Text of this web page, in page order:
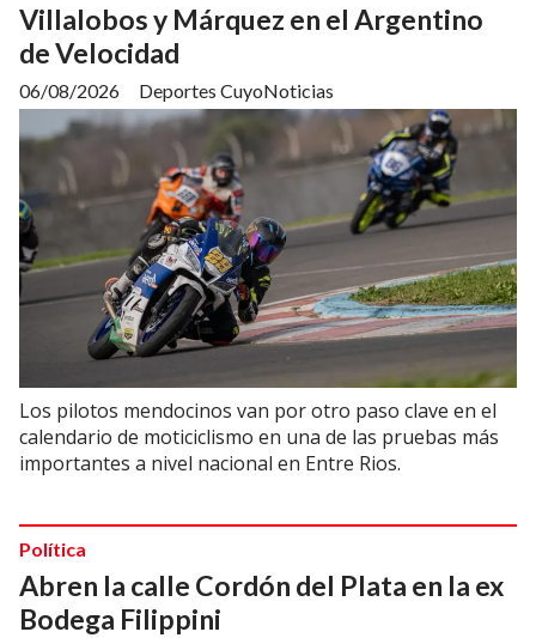
Villalobos y Márquez en el Argentino
de Velocidad
Deportes CuyoNoticias
06/08/2026
Los pilotos mendocinos van por otro paso clave en el
calendario de moticiclismo en una de las pruebas más
importantes a nivel nacional en Entre Rios.
Abren la calle Cordón del Plata en la ex
Bodega Filippini
Política